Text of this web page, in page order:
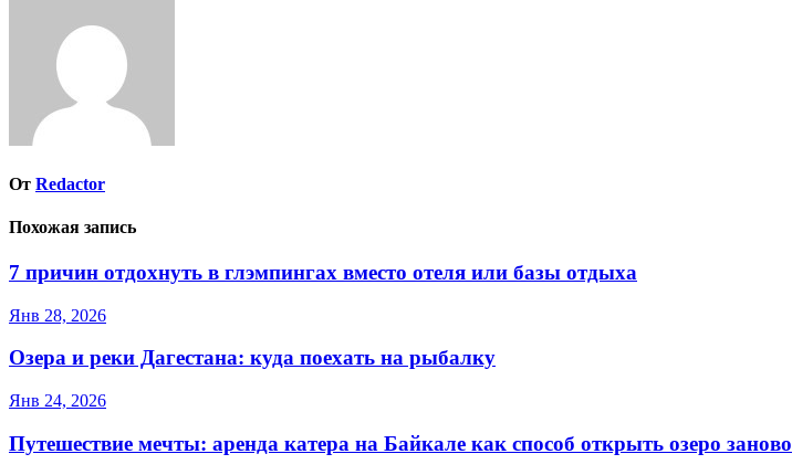
От Redactor
Похожая запись
7 причин отдохнуть в глэмпингах вместо отеля или базы отдыха
Янв 28, 2026
Озера и реки Дагестана: куда поехать на рыбалку
Янв 24, 2026
Путешествие мечты: аренда катера на Байкале как способ открыть озеро заново